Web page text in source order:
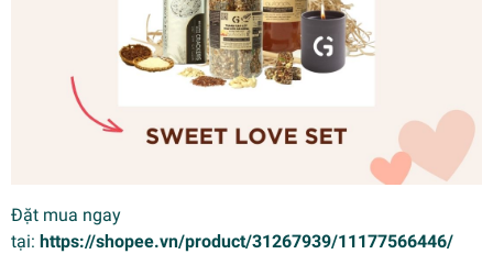
Đặt mua ngay
tại: https://shopee.vn/product/31267939/11177566446/